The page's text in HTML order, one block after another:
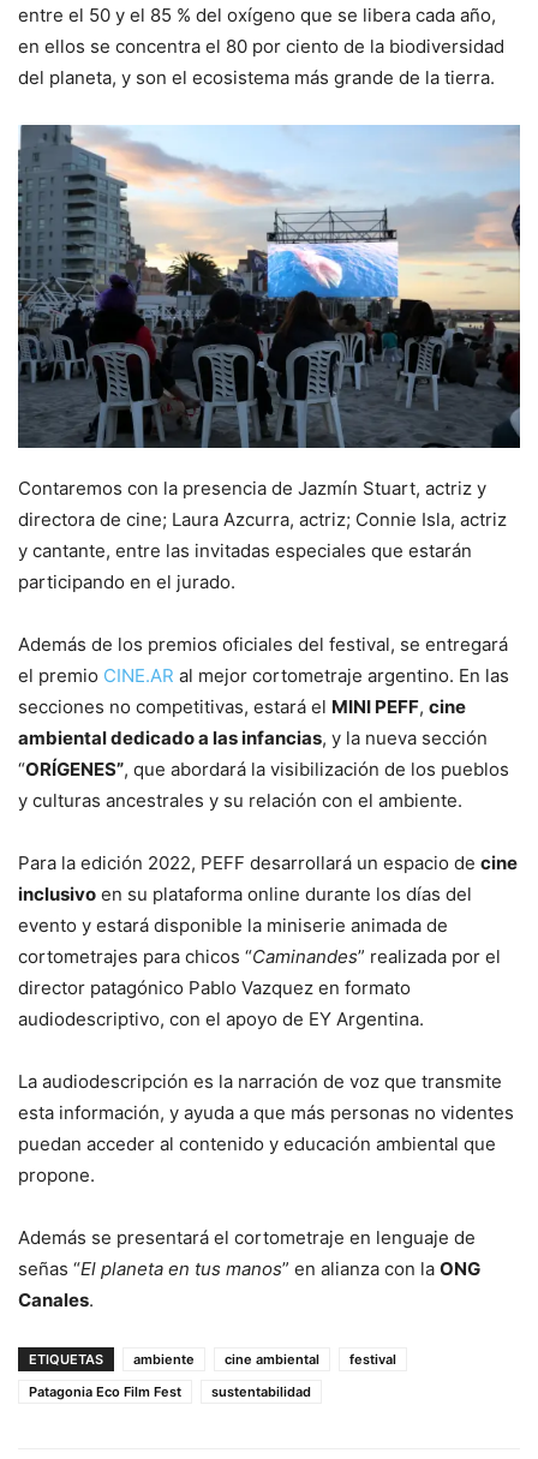
entre el 50 y el 85 % del oxígeno que se libera cada año,
en ellos se concentra el 80 por ciento de la biodiversidad
del planeta, y son el ecosistema más grande de la tierra.
Contaremos con la presencia de Jazmín Stuart, actriz y
directora de cine; Laura Azcurra, actriz; Connie Isla, actriz
y cantante, entre las invitadas especiales que estarán
participando en el jurado.
Además de los premios oficiales del festival, se entregará
el premio CINE.AR al mejor cortometraje argentino. En las
secciones no competitivas, estará el MINI PEFF, cine
ambiental dedicado a las infancias, y la nueva sección
“ORÍGENES”, que abordará la visibilización de los pueblos
y culturas ancestrales y su relación con el ambiente.
Para la edición 2022, PEFF desarrollará un espacio de cine
inclusivo en su plataforma online durante los días del
evento y estará disponible la miniserie animada de
cortometrajes para chicos “Caminandes” realizada por el
director patagónico Pablo Vazquez en formato
audiodescriptivo, con el apoyo de EY Argentina.
La audiodescripción es la narración de voz que transmite
esta información, y ayuda a que más personas no videntes
puedan acceder al contenido y educación ambiental que
propone.
Además se presentará el cortometraje en lenguaje de
señas “El planeta en tus manos” en alianza con la ONG
Canales.
ETIQUETAS ambiente cine ambiental
festival
Patagonia Eco Film Fest
sustentabilidad